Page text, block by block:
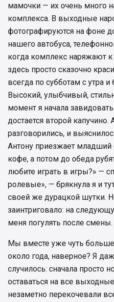
мамочки — их очень много
комплекса. В выходные
фотографируются на фоне
нашего автобуса,
когда комплекс наряжают
здесь просто сказочно
всегда по субботам с утра и
Высокий, улыбчивый,
момент я начала
достается второй
разговорились, и
Антону приезжает младший
кофе, а потом до обеда
любите играть в игры?» —
ролевые», — брякнула я и
своей же дурацкой шутки.
заинтриговало: на
меня погулять после смены.
Мы вместе уже чуть
около года, наверное? Я
случилось: сначала просто
оставаться на все
незаметно перекочевали